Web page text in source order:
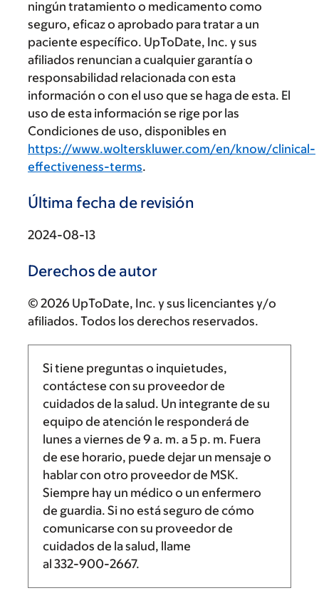
ningún tratamiento o medicamento como
seguro, eficaz o aprobado para tratar a un
paciente específico. UpToDate, Inc. y sus
afiliados renuncian a cualquier garantía o
responsabilidad relacionada con esta
información o con el uso que se haga de esta. El
uso de esta información se rige por las
Condiciones de uso, disponibles en
https://www.wolterskluwer.com/en/know/clinical-
effectiveness-terms.
Última fecha de revisión
2024-08-13
Derechos de autor
© 2026 UpToDate, Inc. y sus licenciantes y/o
afiliados. Todos los derechos reservados.
Si tiene preguntas o inquietudes,
contáctese con su proveedor de
cuidados de la salud. Un integrante de su
equipo de atención le responderá de
lunes a viernes de 9 a. m. a5 p. m. Fuera
de ese horario, puede dejar un mensaje o
hablar con otro proveedor de MSK.
Siempre hay un médico o un enfermero
de guardia. Si no está seguro de cómo
comunicarse con su proveedor de
cuidados de la salud, llame
al 332-900-2667.